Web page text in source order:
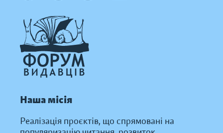
Наша місія
Реалізація проєктів, що спрямовані на